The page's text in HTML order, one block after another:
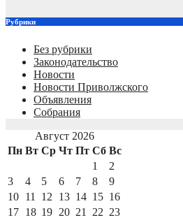
Рубрики
Без рубрики
Законодательство
Новости
Новости Приволжского
Объявления
Собрания
Август 2026
Пн Вт Ср Чт Пт Сб Вс
1
2
3
4 5 6 7 8
9
10 11 12 13 14 15 16
17 18 19 20 21 22 23